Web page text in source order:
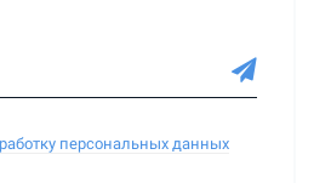
персональных данных